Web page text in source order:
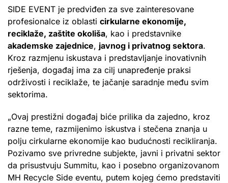
SIDE EVENT je predviđen za sve zainteresovane
profesionalce iz oblasti cirkularne ekonomije,
reciklaže, zaštite okoliša, kao i predstavnike
akademske zajednice, javnog i privatnog sektora.
Kroz razmjenu iskustava i predstavljanje inovativnih
rješenja, događaj ima za cilj unapređenje praksi
održivosti i reciklaže, te jačanje saradnje među svim
sektorima.
„Ovaj prestižni događaj biće prilika da zajedno, kroz
razne teme, razmijenimo iskustva i stečena znanja u
polju cirkularne ekonomije kao budućnosti recikliranja.
Pozivamo sve privredne subjekte, javni i privatni sektor
da prisustvuju Summitu, kao i posebno organizovanom
MH Recycle Side eventu, putem kojeg ćemo predstaviti